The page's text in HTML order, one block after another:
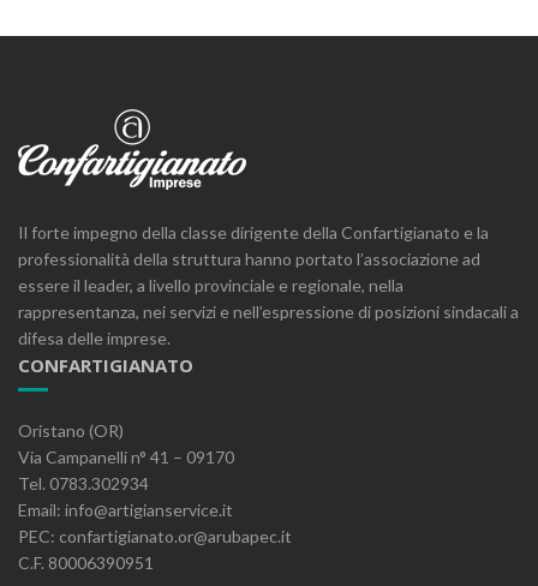
Il forte impegno della classe dirigente della Confartigianato e la
professionalità della struttura hanno portato l’associazione ad
essere il leader, a livello provinciale e regionale, nella
rappresentanza, nei servizi e nell’espressione di posizioni sindacali a
difesa delle imprese.
CONFARTIGIANATO
Oristano (OR)
Via Campanelli n° 41 – 09170
Tel. 0783.302934
Email: info@artigianservice.it
PEC: confartigianato.or@arubapec.it
C.F. 80006390951